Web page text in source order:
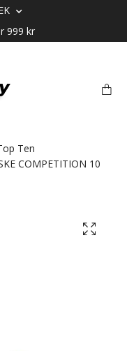
999 kr
Ten
COMPETITION 10